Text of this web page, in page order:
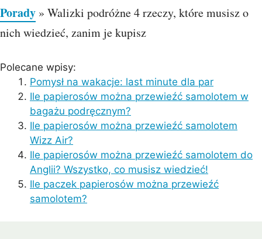
Porady » Walizki podróżne 4 rzeczy, które musisz o
nich wiedzieć, zanim je kupisz
Polecane wpisy:
Pomysł na wakacje: last minute dla par
Ile papierosów można przewieźć samolotem w
bagażu podręcznym?
Ile papierosów można przewieźć samolotem
Wizz Air?
Ile papierosów można przewieźć samolotem do
Anglii? Wszystko, co musisz wiedzieć!
Ile paczek papierosów można przewieźć
samolotem?